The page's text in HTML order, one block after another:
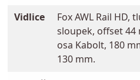
Vidlice
Fox AWL Rail HD,
sloupek, offset 44
osa Kabolt, 180
130 mm.